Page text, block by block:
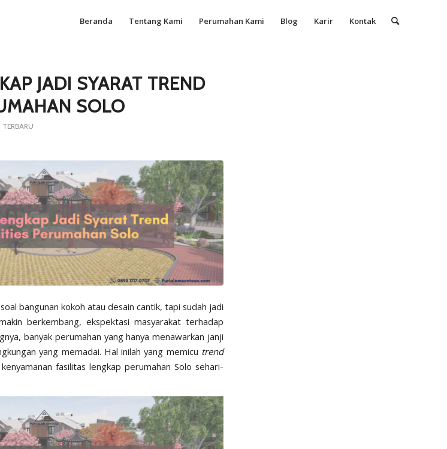
Beranda Tentang Kami Perumahan Kami Blog Karir Kontak
JADI SYARAT TREND
SOLO
TERBARU
bangunan kokoh atau desain cantik, tapi sudah jadi
berkembang, ekspektasi masyarakat terhadap
banyak perumahan yang hanya menawarkan janji
yang memadai. Hal inilah yang memicu trend
fasilitas lengkap perumahan Solo sehari-